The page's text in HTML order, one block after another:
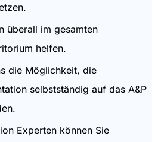
überall im gesamten
helfen.
die Möglichkeit, die
selbstständig auf das A&P
Experten können Sie